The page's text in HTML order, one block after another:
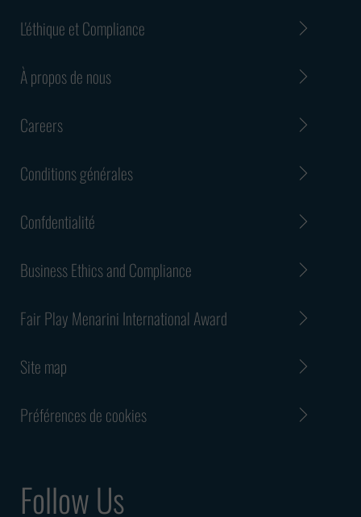
L'éthique et Compliance
À propos de nous
Careers
Conditions générales
Confdentialité
Business Ethics and Compliance
Fair Play Menarini International Award
Site map
Préférences de cookies
Follow Us